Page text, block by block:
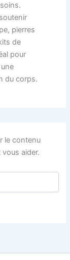
pierres
de
pour
du corps.
le contenu
vous aider.